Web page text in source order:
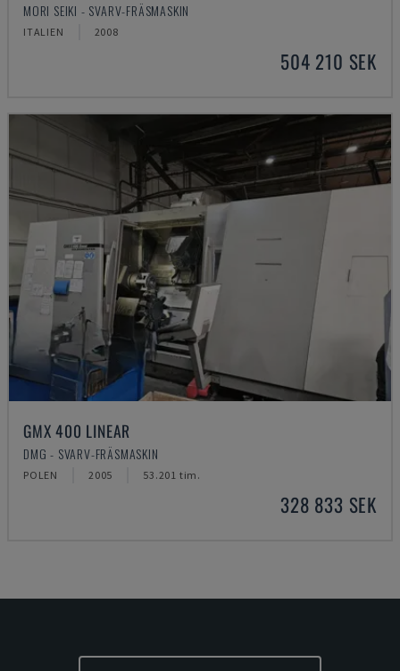
MORI SEIKI - SVARV-FRÄSMASKIN
ITALIEN 2008
504 210 SEK
GMX 400 LINEAR
DMG - SVARV-FRÄSMASKIN
POLEN 2005 53.201 tim.
328 833 SEK